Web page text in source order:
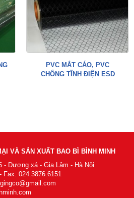
PVC MẮT CÁO, PVC
CHỐNG TĨNH ĐIỆN ESD
VÀ SẢN XUẤT BAO BÌ BÌNH MINH
- Dương xá - Gia Lâm - Hà Nội
024.3876.6151